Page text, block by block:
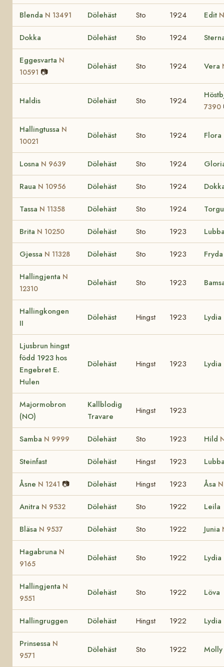
Blenda N 13491 Dölehäst Sto 1924 Edit
Dokka Dölehäst Sto 1924
Eggesvarta N
10591 📷
Dölehäst Sto 1924 Vera
Haldis Dölehäst Sto 1924
7390
Hallingtussa N
10021
Dölehäst Sto 1924 Flora
Losna N 9639 Dölehäst Sto 1924
Raua N 10956 Dölehäst Sto 1924
Tassa N 11358 Dölehäst Sto 1924
Brita N 10250 Dölehäst Sto 1923
Gjessa N 11328 Dölehäst Sto 1923
Hallingjenta N
12310
Dölehäst Sto 1923
Hallingkongen
II
Dölehäst Hingst 1923 Lydia
Ljusbrun hingst
född 1923 hos
Engebret E.
Hulen
Dölehäst Hingst 1923 Lydia
Majormobron
(NO)
Kallblodig
Travare
Hingst 1923
Samba N 9999 Dölehäst Sto 1923 Hild
Steinfast Dölehäst Hingst 1923
Åsne N 1241 📷 Dölehäst Hingst 1923 Åsa
Anitra N 9532 Dölehäst Sto 1922 Leila
Bläsa N 9537 Dölehäst Sto 1922 Junia
Hagabruna N
9165
Dölehäst Sto 1922 Lydia
Hallingjenta N
9551
Dölehäst Sto 1922 Löva
Hallingruggen Dölehäst Hingst 1922 Lydia
Prinsessa N
9571
Dölehäst Sto 1922 Molly